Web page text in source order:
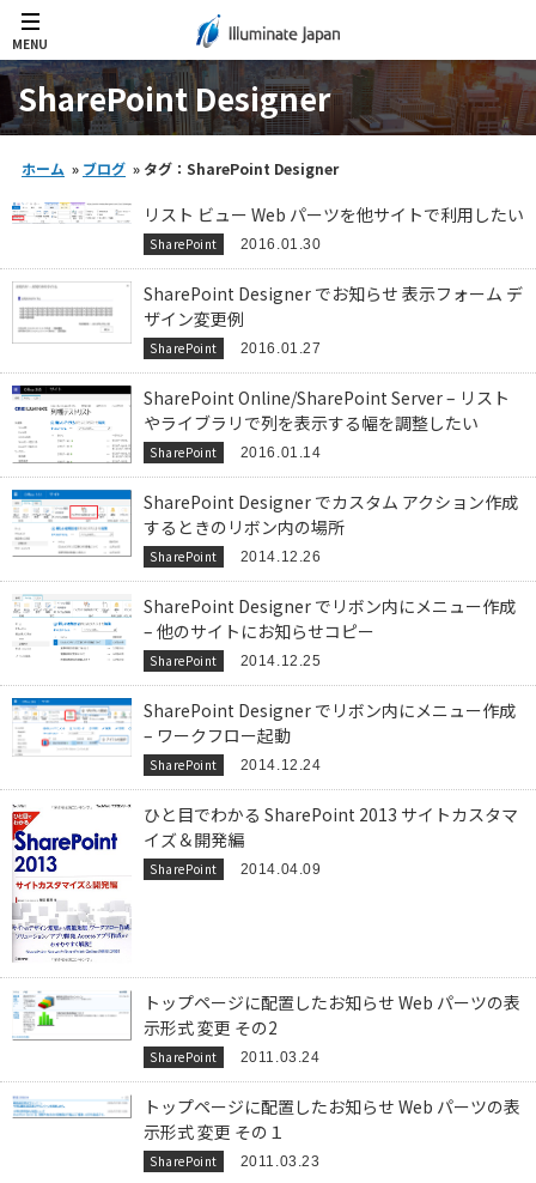
MENU
SharePoint Designer
ホーム » ブログ » タグ：SharePoint Designer
リスト ビュー Web パーツを他サイトで利用したい
SharePoint 2016.01.30
SharePoint Designer でお知らせ 表示フォーム デ
ザイン変更例
SharePoint 2016.01.27
SharePoint Online/SharePoint Server – リスト
やライブラリで列を表示する幅を調整したい
SharePoint 2016.01.14
SharePoint Designer でカスタム アクション作成
するときのリボン内の場所
SharePoint 2014.12.26
SharePoint Designer でリボン内にメニュー作成
– 他のサイトにお知らせコピー
SharePoint 2014.12.25
SharePoint Designer でリボン内にメニュー作成
– ワークフロー起動
SharePoint 2014.12.24
ひと目でわかる SharePoint 2013 サイトカスタマ
イズ＆開発編
SharePoint 2014.04.09
トップページに配置したお知らせ Web パーツの表
示形式 変更 その2
SharePoint 2011.03.24
トップページに配置したお知らせ Web パーツの表
示形式 変更 その１
SharePoint 2011.03.23